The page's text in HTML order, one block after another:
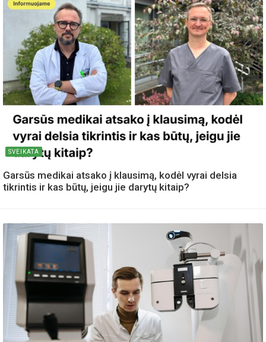
SVEIKATA
Garsūs medikai atsako į klausimą, kodėl vyrai delsia
tikrintis ir kas būtų, jeigu jie darytų kitaip?